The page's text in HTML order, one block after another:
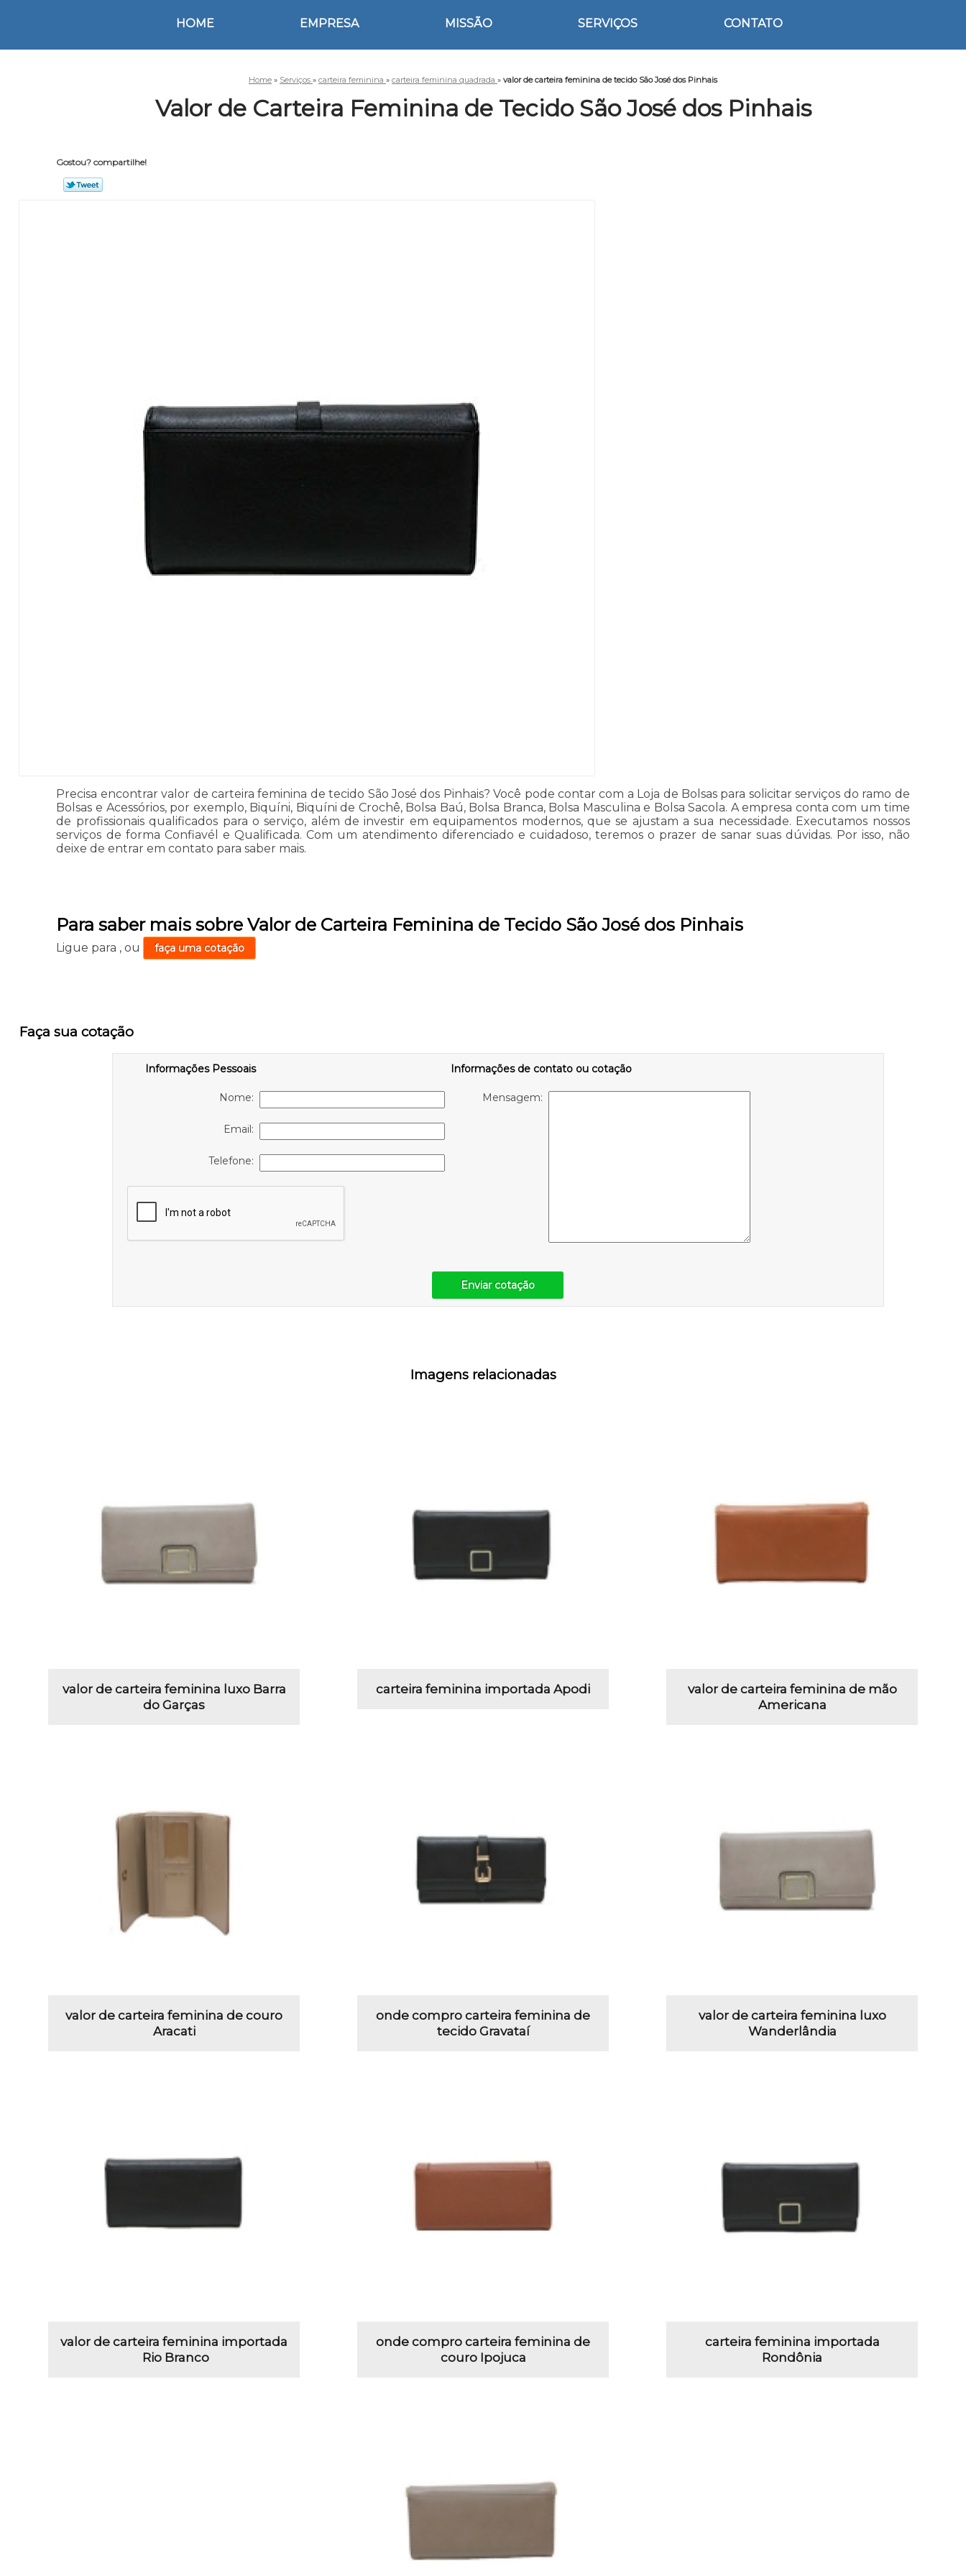
HOME EMPRESA MISSÃO SERVIÇOS CONTATO
Home » Serviços » carteira feminina » carteira feminina quadrada » valor de carteira feminina de tecido São José dos Pinhais
Valor de Carteira Feminina de Tecido São José dos Pinhais
Gostou? compartilhe!
Precisa encontrar valor de carteira feminina de tecido São José dos Pinhais? Você pode contar com a Loja de Bolsas para solicitar serviços do ramo de
Bolsas e Acessórios, por exemplo, Biquíni, Biquíni de Crochê, Bolsa Baú, Bolsa Branca, Bolsa Masculina e Bolsa Sacola. A empresa conta com um time
de profissionais qualificados para o serviço, além de investir em equipamentos modernos, que se ajustam a sua necessidade. Executamos nossos
serviços de forma Confiavél e Qualificada. Com um atendimento diferenciado e cuidadoso, teremos o prazer de sanar suas dúvidas. Por isso, não
deixe de entrar em contato para saber mais.
Para saber mais sobre Valor de Carteira Feminina de Tecido São José dos Pinhais
Ligue para ,ou faça uma cotação
Faça sua cotação
Informações Pessoais
Nome:
Email:
Telefone:
Informações de contato ou cotação
Mensagem:
Enviar cotação
Imagens relacionadas
valor de carteira feminina luxo Barra
do Garças
carteira feminina importada Apodi
valor de carteira feminina de mão
Americana
valor de carteira feminina de couro
Aracati
onde compro carteira feminina de
tecido Gravataí
valor de carteira feminina luxo
Wanderlândia
valor de carteira feminina importada
Rio Branco
onde compro carteira feminina de
couro Ipojuca
carteira feminina importada
Rondônia